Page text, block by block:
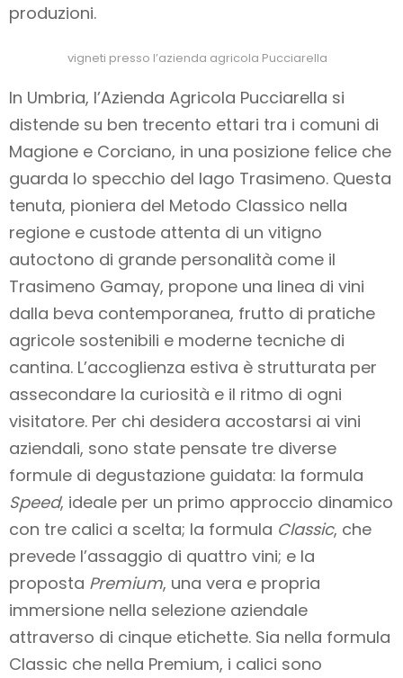
produzioni.
vigneti presso l’azienda agricola Pucciarella
In Umbria, l’Azienda Agricola Pucciarella si
distende su ben trecento ettari tra i comuni di
Magione e Corciano, in una posizione felice che
guarda lo specchio del lago Trasimeno. Questa
tenuta, pioniera del Metodo Classico nella
regione e custode attenta di un vitigno
autoctono di grande personalità come il
Trasimeno Gamay, propone una linea di vini
dalla beva contemporanea, frutto di pratiche
agricole sostenibili e moderne tecniche di
cantina. L’accoglienza estiva è strutturata per
assecondare la curiosità e il ritmo di ogni
visitatore. Per chi desidera accostarsi ai vini
aziendali, sono state pensate tre diverse
formule di degustazione guidata: la formula
Speed, ideale per un primo approccio dinamico
con tre calici a scelta; la formula Classic, che
prevede l’assaggio di quattro vini; e la
proposta Premium, una vera e propria
immersione nella selezione aziendale
attraverso di cinque etichette. Sia nella formula
Classic che nella Premium, i calici sono